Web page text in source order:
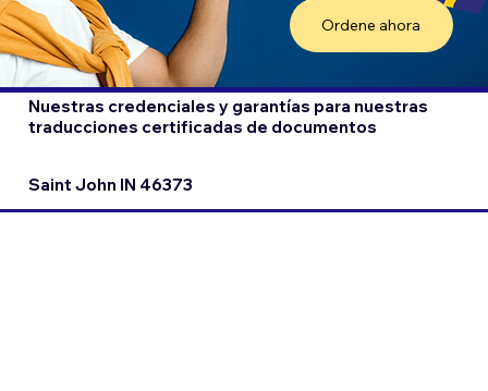
Ordene ahora
Nuestras credenciales y garantías para nuestras
traducciones certificadas de documentos
Saint John IN 46373